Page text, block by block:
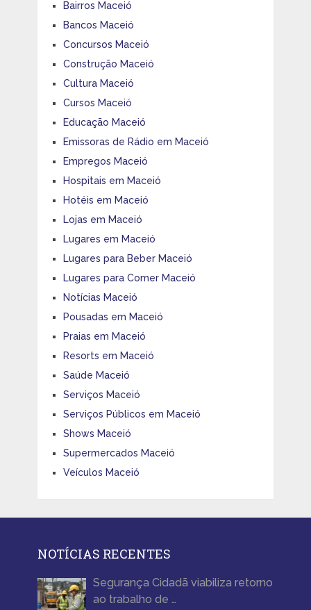
Bairros Maceió
Bancos Maceió
Concursos Maceió
Construção Maceió
Cultura Maceió
Cursos Maceió
Educação Maceió
Emissoras de Rádio em Maceió
Empregos Maceió
Hospitais em Maceió
Hotéis em Maceió
Lojas em Maceió
Lugares em Maceió
Lugares para Beber Maceió
Lugares para Comer Maceió
Notícias Maceió
Pousadas em Maceió
Praias em Maceió
Resorts em Maceió
Saúde Maceió
Serviços Maceió
Serviços Públicos em Maceió
Shows Maceió
Supermercados Maceió
Veículos Maceió
NOTÍCIAS RECENTES
Segurança Cidadã viabiliza retorno
ao trabalho de …